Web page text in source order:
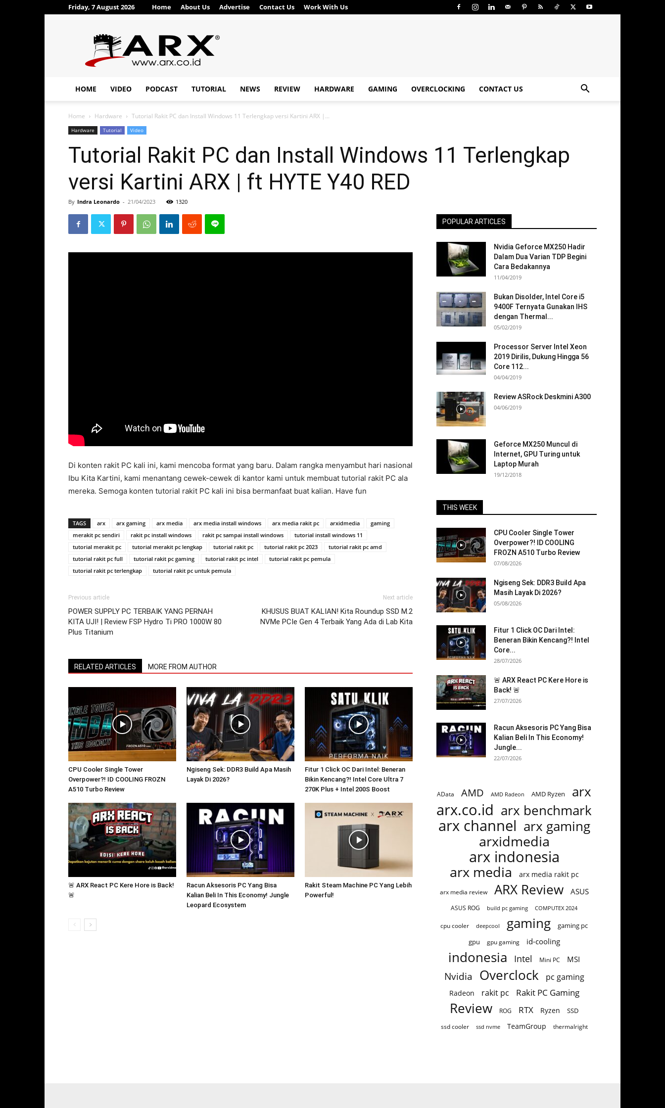
Friday, 7 August 2026 Home About Us Advertise Contact Us Work With Us
ARX®
HOME VIDEO PODCAST TUTORIAL NEWS REVIEW HARDWARE GAMING OVERCLOCKING CONTACT US
Home Hardware Tutorial Rakit PC dan Install Windows 11 Terlengkap versi Kartini ARX |...
Hardware Tutorial Video
Tutorial Rakit PC dan Install Windows 11 Terlengkap
versi Kartini ARX | ft HYTE Y40 RED
By Indra Leonardo - 21/04/2023 1320
Di konten rakit PC kali ini, kami mencoba format yang baru. Dalam rangka menyambut hari nasional
Ibu Kita Kartini, kami menantang cewek-cewek di kantor kami untuk membuat tutorial rakit PC ala
mereka. Semoga konten tutorial rakit PC kali ini bisa bermanfaat buat kalian. Have fun
TAGS arx arx gaming arx media arx media install windows arx media rakit pc arxidmedia
gaming
merakit pc sendiri
rakit pc install windows rakit pc sampai install windows
tutorial install windows 11
tutorial merakit pc
tutorial merakit pc lengkap tutorial rakit pc tutorial rakit pc 2023
tutorial rakit pc amd
tutorial rakit pc full
tutorial rakit pc gaming tutorial rakit pc intel
tutorial rakit pc pemula
tutorial rakit pc terlengkap
tutorial rakit pc untuk pemula
Previous article
POWER SUPPLY PC TERBAIK YANG PERNAH
KITA UJI! | Review FSP Hydro Ti PRO 1000W 80
Plus Titanium
Next article
KHUSUS BUAT KALIAN! Kita Roundup SSD M.2
NVMe PCIe Gen 4 Terbaik Yang Ada di Lab Kita
RELATED ARTICLES MORE FROM AUTHOR
CPU Cooler Single Tower
Overpower?! ID COOLING FROZN
A510 Turbo Review
Ngiseng Sek: DDR3 Build Apa Masih
Layak Di 2026?
Fitur 1 Click OC Dari Intel: Beneran
Bikin Kencang?! Intel Core Ultra 7
270K Plus + Intel 200S Boost
🚨 ARX React PC Kere Hore is Back!
🚨
Racun Aksesoris PC Yang Bisa
Kalian Beli In This Economy! Jungle
Leopard Ecosystem
Rakit Steam Machine PC Yang Lebih
Powerful!
POPULAR ARTICLES
Nvidia Geforce MX250 Hadir
Dalam Dua Varian TDP Begini
Cara Bedakannya
11/04/2019
Bukan Disolder, Intel Core i5
9400F Ternyata Gunakan IHS
dengan Thermal...
05/02/2019
Processor Server Intel Xeon
2019 Dirilis, Dukung Hingga 56
Core 112...
04/04/2019
Review ASRock Deskmini A300
04/06/2019
Geforce MX250 Muncul di
Internet, GPU Turing untuk
Laptop Murah
19/12/2018
THIS WEEK
CPU Cooler Single Tower
Overpower?! ID COOLING
FROZN A510 Turbo Review
07/08/2026
Ngiseng Sek: DDR3 Build Apa
Masih Layak Di 2026?
05/08/2026
Fitur 1 Click OC Dari Intel:
Beneran Bikin Kencang?! Intel
Core...
28/07/2026
🚨 ARX React PC Kere Hore is
Back! 🚨
27/07/2026
Racun Aksesoris PC Yang Bisa
Kalian Beli In This Economy!
Jungle...
22/07/2026
AData AMD AMD Radeon AMD Ryzen arx
arx.co.id arx benchmark
arx channel arx gaming
arxidmedia
arx indonesia
arx media arx media rakit pc
arx media review ARX Review ASUS
ASUS ROG build pc gaming COMPUTEX 2024
cpu cooler deepcool gaming
gaming pc
gpu
gpu gaming id-cooling
indonesia Intel Mini PC MSI
Nvidia Overclock pc gaming
Radeon rakit pc Rakit PC Gaming
Review ROG RTX Ryzen SSD
ssd cooler ssd nvme TeamGroup thermalright